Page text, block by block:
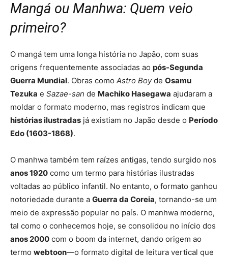
Mangá ou Manhwa: Quem veio
primeiro?
O mangá tem uma longa história no Japão, com suas
origens frequentemente associadas ao pós-Segunda
Guerra Mundial. Obras como Astro Boyde Osamu
Tezuka e Sazae-san de Machiko Hasegawa ajudaram a
moldar o formato moderno, mas registros indicam que
histórias ilustradas já existiam no Japão desde o Período
Edo (1603-1868).
O manhwa também tem raízes antigas, tendo surgido nos
anos 1920 como um termo para histórias ilustradas
voltadas ao público infantil. No entanto, o formato ganhou
notoriedade durante a Guerra da Coreia, tornando-se um
meio de expressão popular no país. O manhwa moderno,
tal como o conhecemos hoje, se consolidou no início dos
anos 2000 com o boom da internet, dando origem ao
termo webtoon—o formato digital de leitura vertical que